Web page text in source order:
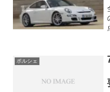
ポルシェ